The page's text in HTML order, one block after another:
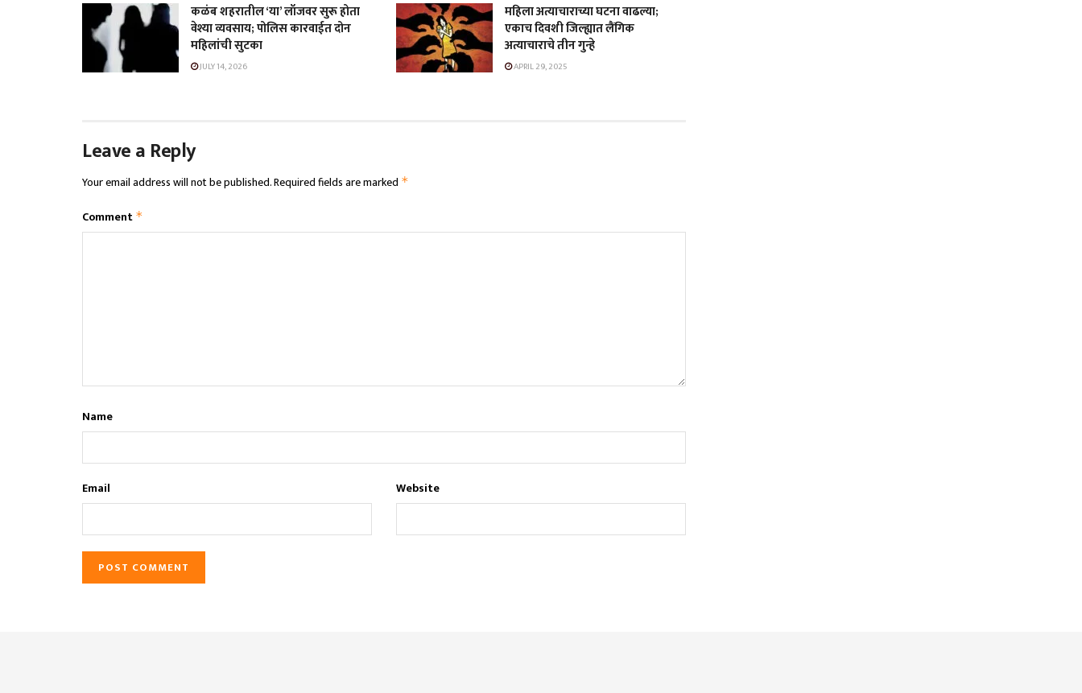
कळंब शहरातील ‘या’ लॉजवर सुरू होता
वेश्या व्यवसाय; पोलिस कारवाईत दोन
महिलांची सुटका
JULY 14, 2026
महिला अत्याचाराच्या घटना वाढल्या;
एकाच दिवशी जिल्ह्यात लैंगिक
अत्याचाराचे तीन गुन्हे
APRIL 29, 2025
Leave a Reply
Your email address will not be published.Required fields are marked *
Comment *
Name
Email Website